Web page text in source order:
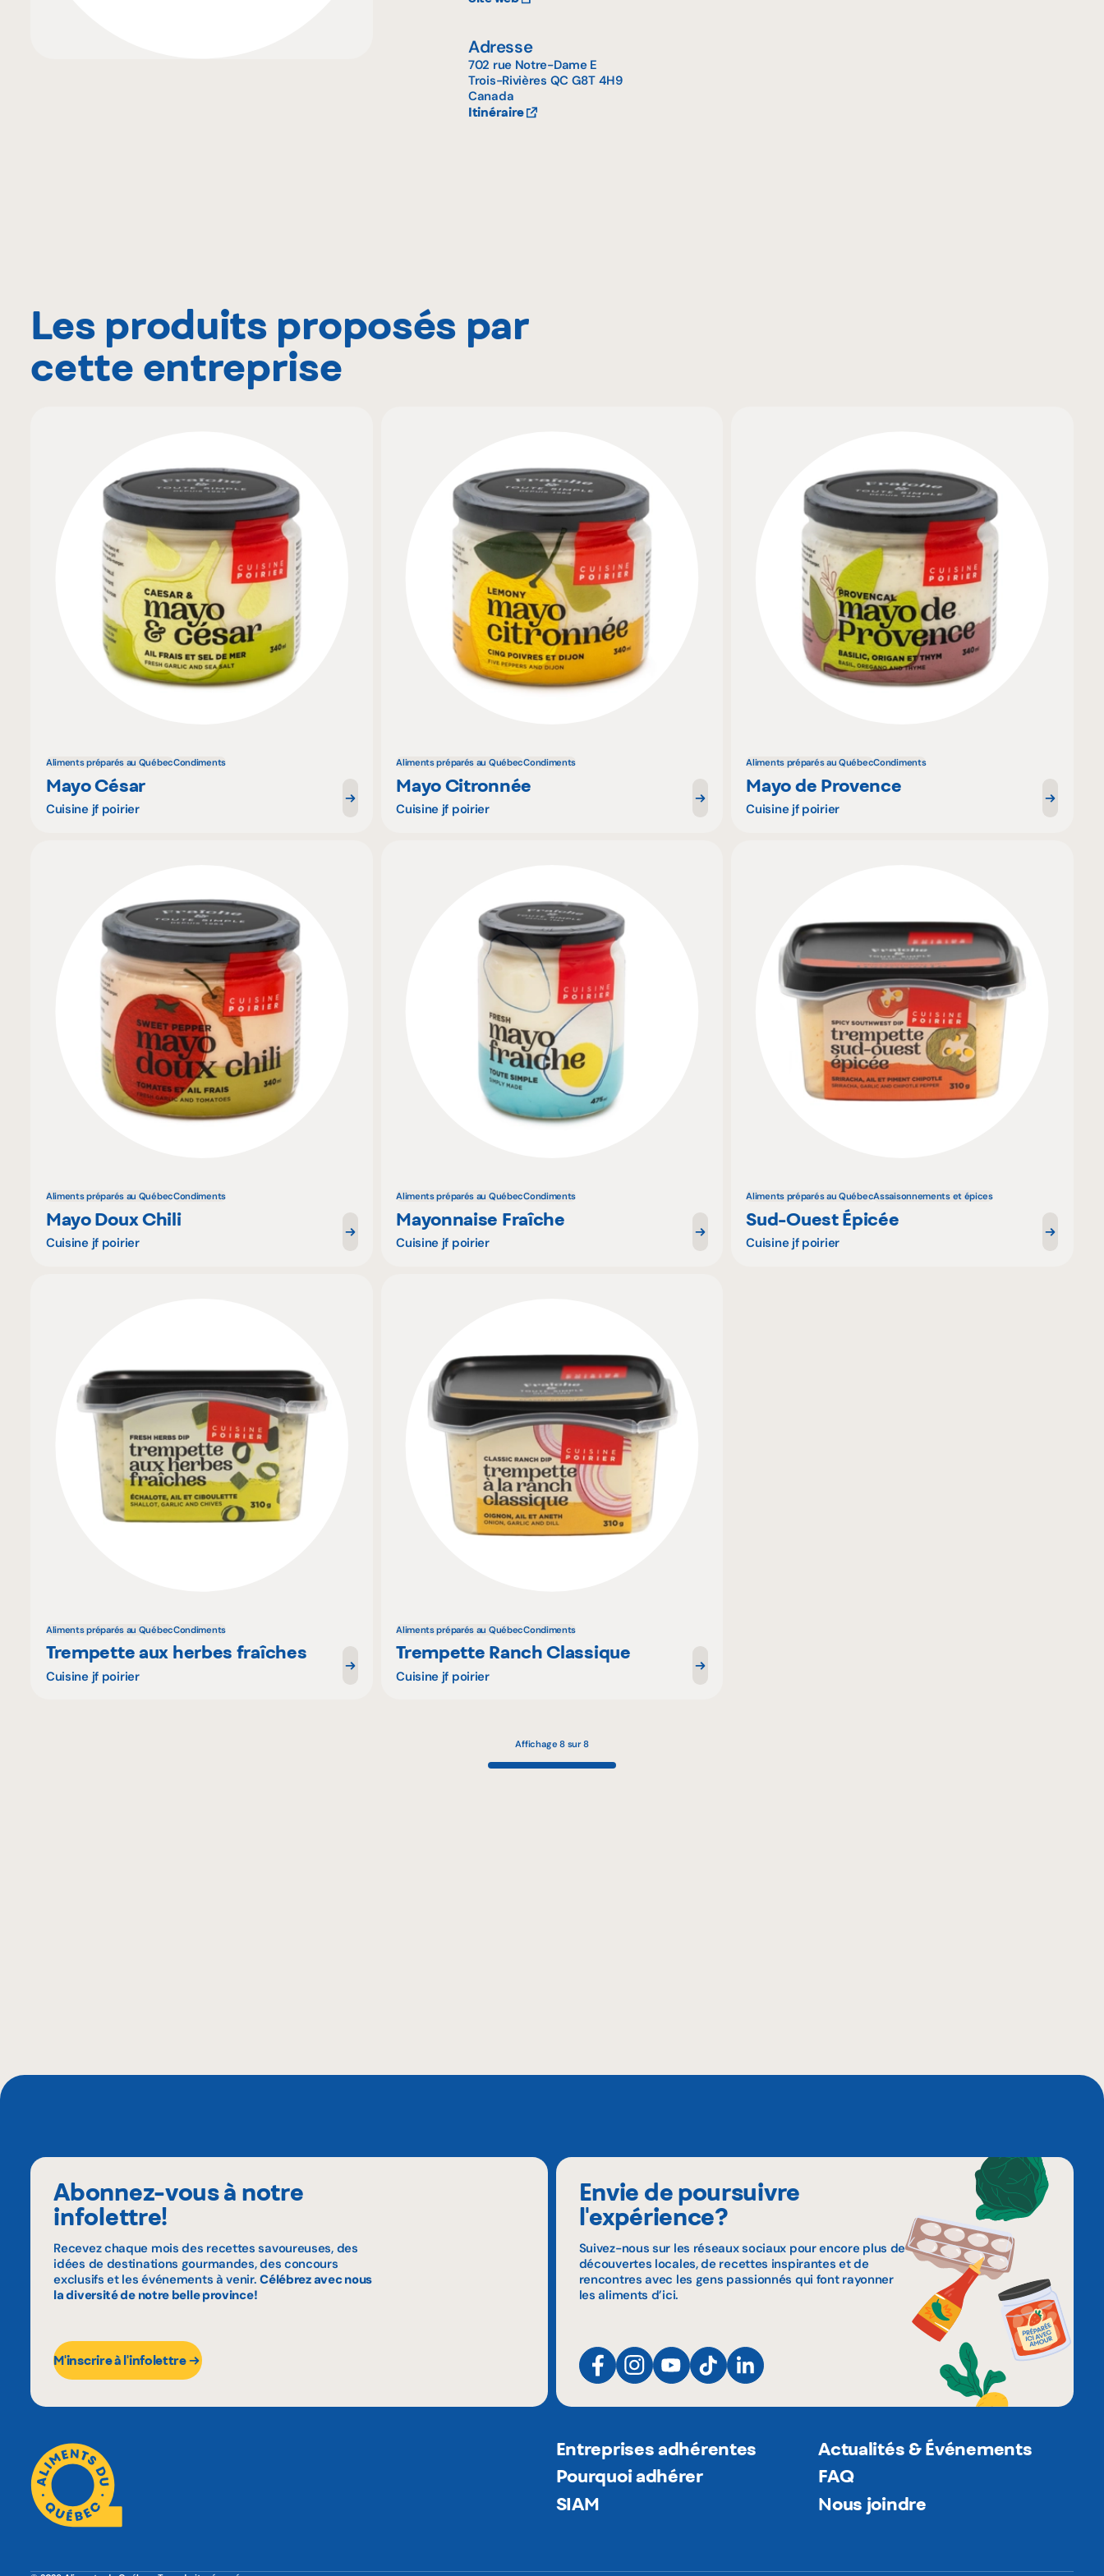
Adresse
702 rue Notre-Dame E
Trois-Rivières QC G8T 4H9
Canada
Itinéraire
Les produits proposés par
cette entreprise
Aliments préparés au QuébecCondiments
Mayo César
Cuisine jf poirier
Aliments préparés au QuébecCondiments
Mayo Citronnée
Cuisine jf poirier
Aliments préparés au QuébecCondiments
Mayo de Provence
Cuisine jf poirier
Aliments préparés au QuébecCondiments
Mayo Doux Chili
Cuisine jf poirier
Aliments préparés au QuébecCondiments
Mayonnaise Fraîche
Cuisine jf poirier
Aliments préparés au QuébecAssaisonnements et épices
Sud-Ouest Épicée
Cuisine jf poirier
Aliments préparés au QuébecCondiments
Trempette aux herbes fraîches
Cuisine jf poirier
Aliments préparés au QuébecCondiments
Trempette Ranch Classique
Cuisine jf poirier
Affichage 8 sur 8
Abonnez-vous à notre
infolettre!
Recevez chaque mois des recettes savoureuses, des
idées de destinations gourmandes, des concours
exclusifs et les événements à venir.Célébrez avec nous
la diversité de notre belle province!
M'inscrire à l'infolettre
Envie de poursuivre
l'expérience?
Suivez-nous sur les réseaux sociaux pour encore plus de
découvertes locales, de recettes inspirantes et de
rencontres avec les gens passionnés qui font rayonner
les aliments d’ici.
Entreprises adhérentes
Actualités & Événements
Pourquoi adhérer
FAQ
SIAM
Nous joindre